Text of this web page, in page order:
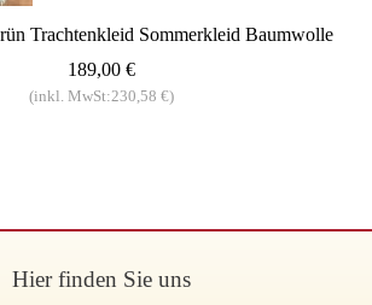
Trachtenkleid Sommerkleid Baumwolle
189,00 €
(inkl. MwSt:230,58 €)
Hier finden Sie uns